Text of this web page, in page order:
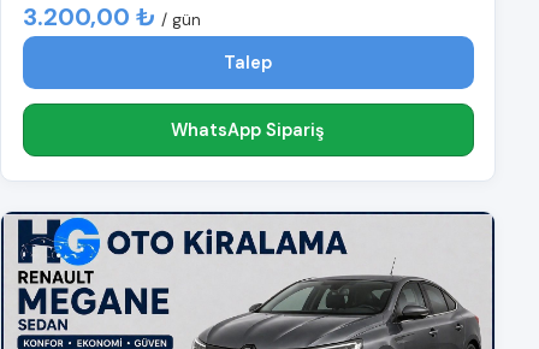
3.200,00 ₺ / gün
Talep
WhatsApp Sipariş